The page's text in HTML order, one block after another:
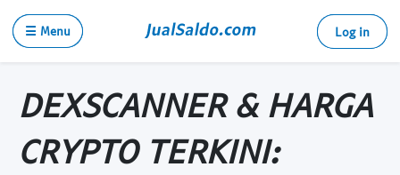
☰ Menu Log in
DEXSCANNER & HARGA
CRYPTO TERKINI: